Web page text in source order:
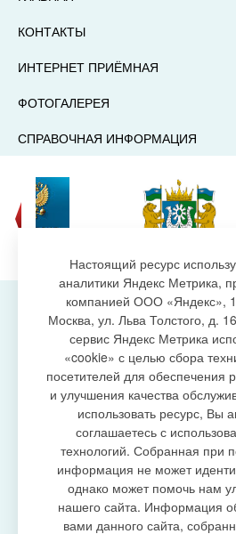
КОНТАКТЫ
ИНТЕРНЕТ ПРИЁМНАЯ
ФОТОГАЛЕРЕЯ
СПРАВОЧНАЯ ИНФОРМАЦИЯ
создание сайта
Администрация
Энергетиков, 6, пгт.
район,
Ханты-Мансийский
(Тюменская область),
Сетевое издание
16+
Учредитель -
Излучинск
Главный редактор -
Телефон/факс: (3466)
admizl@rambler.ru
Сетевое издание
зарегистрировано
Настоящий ресурс
аналитики Яндекс Метрика,
компанией ООО «Яндекс»,
Москва, ул. Льва Толстого, д.
сервис Яндекс Метрика
«cookie» с целью сбора
посетителей для обеспечения
и улучшения качества
использовать ресурс, Вы
соглашаетесь с
технологий. Собранная при
информация не может
однако может помочь нам
нашего сайта. Информация
вами данного сайта,